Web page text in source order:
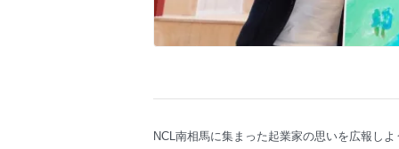
NCL南相馬に集まった起業家の思いを広報しよ